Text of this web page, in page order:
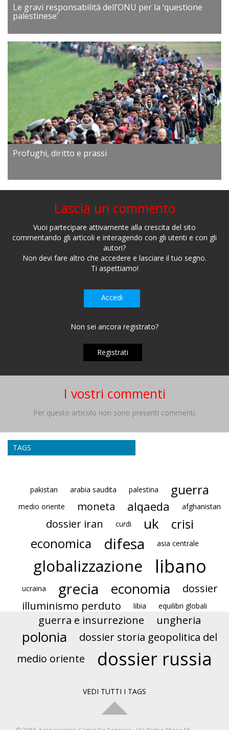
Le gravi responsabilità dell’ONU per la ‘questione
palestinese’
Profughi, diritto e prassi
Lascia un commento
Vuoi partecipare attivamente alla crescita del sito
commentando gli articoli e interagendo con gli utenti e con gli
autori?
Non devi fare altro che accedere e lasciare il tuo segno.
Ti aspettiamo!
Accedi
Non sei ancora registrato?
Registrati
I vostri commenti
Per questo articolo non sono presenti commenti.
TAGS
pakistan arabia saudita palestina guerra
medio oriente moneta alqaeda afghanistan
dossier iran curdi uk
crisi
economica
difesa asia centrale
globalizzazione libano
ucraina grecia economia
dossier
illuminismo perduto
libia equilibri globali
guerra e insurrezione ungheria
polonia
dossier storia geopolitica del
medio oriente
dossier russia
VEDI TUTTI I TAGS